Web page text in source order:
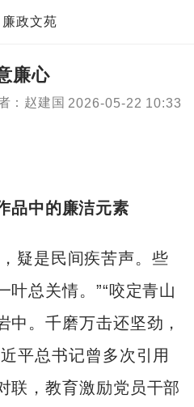
廉政文苑
廉心
：赵建国 2026-05-22 10:33
品中的廉洁元素
疑是民间疾苦声。些
叶总关情。”“咬定青山
中。千磨万击还坚劲，
平总书记曾多次引用
联，教育激励党员干部